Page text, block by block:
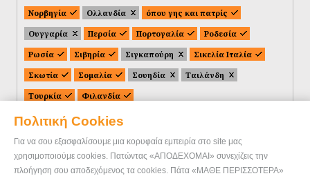
Πολιτική Cookies
Για να σου εξασφαλίσουμε μια κορυφαία εμπειρία στο site μας
χρησιμοποιούμε cookies. Πατώντας «ΑΠΟΔΕΧΟΜΑΙ» συνεχίζεις την
πλοήγηση σου αποδεχόμενος τα cookies. Πάτα «ΜΑΘΕ ΠΕΡΙΣΣΟΤΕΡΑ»
Νορβηγία
Ολλανδία
όπου γης και πατρίς
Ουγγαρία
Περσία Πορτογαλία
Ροδεσία
Ρωσία
Σιβηρία Σιγκαπούρη
Σικελία Ιταλία
Σκωτία
Σομαλία Σουηδία
Ταιλάνδη
Τουρκία
Φιλανδία